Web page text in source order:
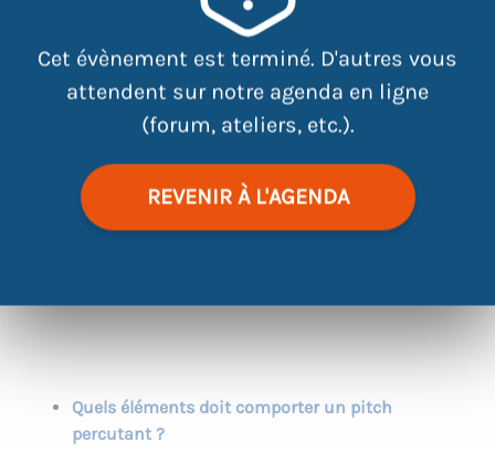
Cet évènement est terminé. D'autres vous
attendent sur notre agenda en ligne
(forum, ateliers, etc.).
REVENIR À L'AGENDA
Quels éléments doit comporter un pitch
percutant ?